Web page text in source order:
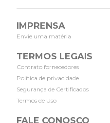
IMPRENSA
Envie uma matéria
TERMOS LEGAIS
Contrato fornecedores
Política de privacidade
Segurança de Certificados
Termos de Uso
FALE CONOSCO